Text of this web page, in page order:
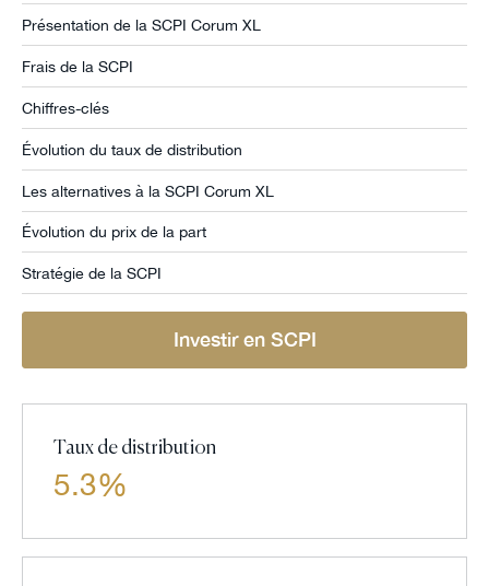
Présentation de la SCPI Corum XL
Frais de la SCPI
Chiffres-clés
Évolution du taux de distribution
Les alternatives à la SCPI Corum XL
Évolution du prix de la part
Stratégie de la SCPI
Investir en SCPI
Taux de distribution
5.3%